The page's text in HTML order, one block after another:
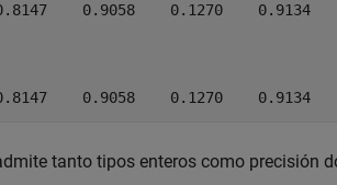
0.9058    0.1270    0.9134
0.9058    0.1270    0.9134
tanto tipos enteros como precisión